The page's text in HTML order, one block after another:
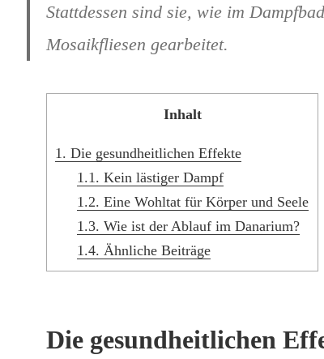
Stattdessen sind sie, wie im
Mosaikfliesen gearbeitet.
Inhalt
1. Die gesundheitlichen Effekte
1.1. Kein lästiger Dampf
1.2. Eine Wohltat für Körper und Seele
1.3. Wie ist der Ablauf im Danarium?
1.4. Ähnliche Beiträge
Die gesundheitlichen